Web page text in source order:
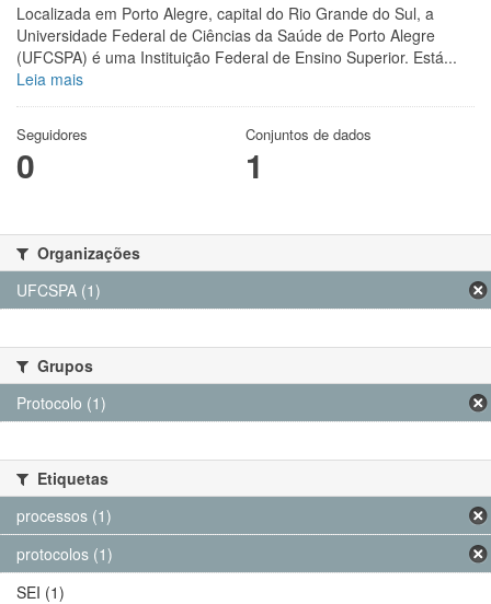
Localizada em Porto Alegre, capital do Rio Grande do Sul, a
Universidade Federal de Ciências da Saúde de Porto Alegre
(UFCSPA) é uma Instituição Federal de Ensino Superior. Está...
Leia mais
Seguidores
0
Conjuntos de dados
1
Organizações
UFCSPA (1)
Grupos
Protocolo (1)
Etiquetas
processos (1)
protocolos (1)
SEI (1)